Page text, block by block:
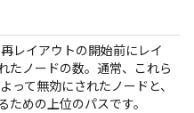
レイアウトの開始前にレイ
たノードの数。通常、これら
って無効にされたノードと、
めの上位のパスです。